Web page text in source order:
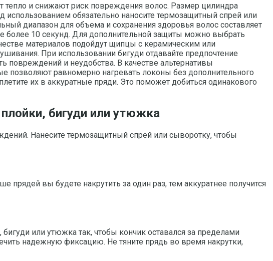
и снижают риск повреждения волос. Размер цилиндра
обязательно наносите термозащитный спрей или
диапазон для объема и сохранения здоровья волос составляет
более 10 секунд. Для дополнительной защиты можно выбрать
материалов подойдут щипцы с керамическим или
При использовании бигуди отдавайте предпочтение
и неудобства. В качестве альтернативы
позволяют равномерно нагревать локоны без дополнительного
их в аккуратные пряди. Это поможет добиться одинакового
бигуди или утюжка
Нанесите термозащитный спрей или сыворотку, чтобы
вы будете накрутить за один раз, тем аккуратнее получится
или утюжка так, чтобы кончик оставался за пределами
надежную фиксацию. Не тяните прядь во время накрутки,